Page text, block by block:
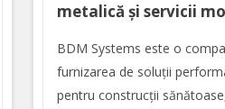
metalică și servicii
BDM Systems este o
furnizarea de soluții
pentru construcții